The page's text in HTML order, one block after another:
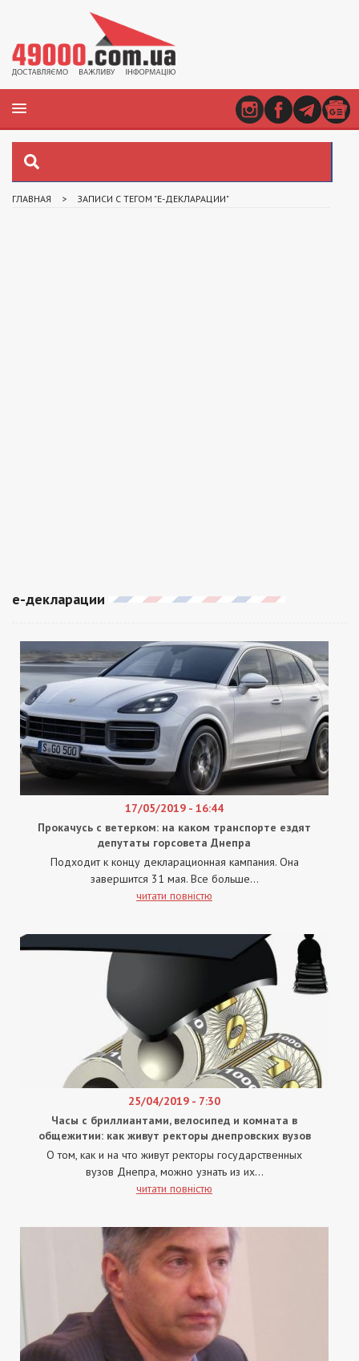
ГЛАВНАЯ > ЗАПИСИ С ТЕГОМ "Е-ДЕКЛАРАЦИИ"
е-декларации
17/05/2019 - 16:44
Прокачусь с ветерком: на каком транспорте ездят
депутаты горсовета Днепра
Подходит к концу декларационная кампания. Она
завершится 31 мая. Все больше...
читати повністю
25/04/2019 - 7:30
Часы с бриллиантами, велосипед и комната в
общежитии: как живут ректоры днепровских вузов
О том, как и на что живут ректоры государственных
вузов Днепра, можно узнать из их...
читати повністю